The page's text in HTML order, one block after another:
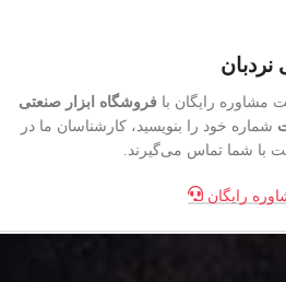
نردبان
مشاوره رایگان با فروشگاه ابزار صنعتی
شماره خود را بنویسید، کارشناسان ما در
با شما تماس می‌گیرند.
رایگان